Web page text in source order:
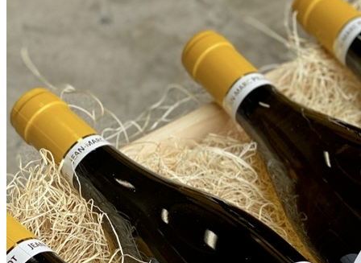
澳大利亚-新西兰
日本清酒
搜索文章 搜索
搜索文章
意大利
澳大利亚-新西兰
日本清酒
搜索文章 搜索